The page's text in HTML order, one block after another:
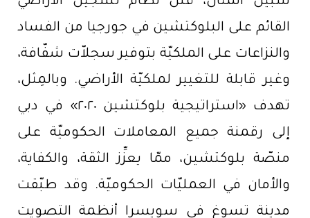
القائم على البلوكتشين في جورجيا من الفساد
والنزاعات على الملكيّة بتوفير سجلاّت شفّافة،
وغير قابلة للتغيير لملكيّة الأراضي. وبالمِثل،
تهدف «استراتيجية بلوكتشين ٢٠٢٠» في دبي
إلى رقمنة جميع المعاملات الحكوميّة على
منصّة بلوكتشين، ممّا يعزِّز الثقة، والكفاية،
والأمان في العمليّات الحكوميّة. وقد طبّقت
مدينة تسوغ في سويسرا أنظمة التصويت